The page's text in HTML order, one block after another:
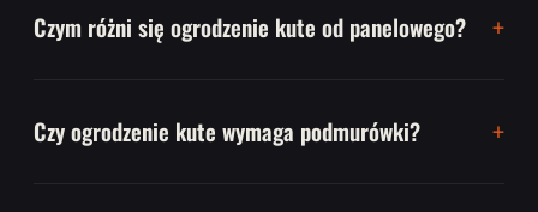
Czym różni się ogrodzenie kute od panelowego?
Czy ogrodzenie kute wymaga podmurówki?